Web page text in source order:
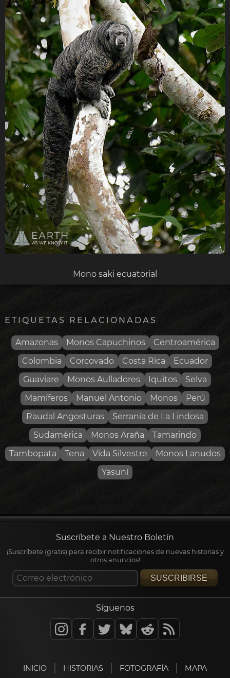
Mono saki ecuatorial
ETIQUETAS RELACIONADAS
Amazonas Monos Capuchinos
Centroamérica
Colombia
Corcovado Costa Rica
Ecuador
Guaviare
Monos Aulladores Iquitos
Selva
Mamíferos
Manuel Antonio Monos
Perú
Raudal Angosturas
Serranía de La Lindosa
Sudamérica
Monos Araña
Tamarindo
Tambopata
Tena Vida Silvestre
Monos Lanudos
Yasuní
Suscríbete a Nuestro Boletín
¡Suscríbete (gratis) para recibir notificaciones de nuevas historias y
otros anuncios!
SUSCRIBIRSE
Síguenos
INICIO HISTORIAS FOTOGRAFÍA MAPA